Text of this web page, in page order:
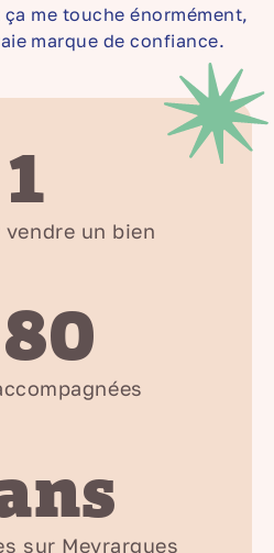
me touche énormément,
marque de confiance.
1
un bien
sur Meyrargues